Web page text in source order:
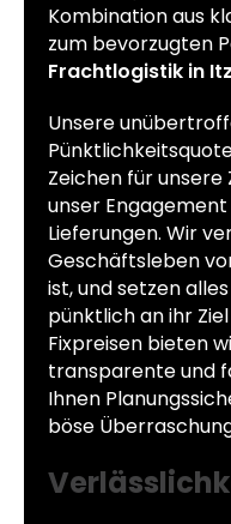
Kombination aus
zum bevorzugten
Frachtlogistik in
Unsere
Zeichen für unsere
unser
Lieferungen. Wir
Geschäftsleben
ist, und setzen
pünktlich an ihr
Fixpreisen bieten
transparente und
Ihnen
böse